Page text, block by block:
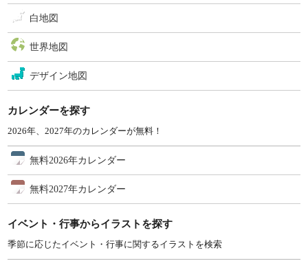
白地図
世界地図
デザイン地図
カレンダーを探す
2026年、2027年のカレンダーが無料！
無料2026年カレンダー
無料2027年カレンダー
イベント・行事からイラストを探す
季節に応じたイベント・行事に関するイラストを検索